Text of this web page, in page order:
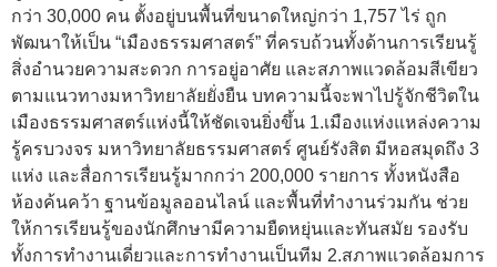
กว่า 30,000 คน ตั้งอยู่บนพื้นที่ขนาดใหญ่กว่า 1,757 ไร่ ถูก
พัฒนาให้เป็น “เมืองธรรมศาสตร์” ที่ครบถ้วนทั้งด้านการเรียนรู้
สิ่งอำนวยความสะดวก การอยู่อาศัย และสภาพแวดล้อมสีเขียว
ตามแนวทางมหาวิทยาลัยยั่งยืน บทความนี้จะพาไปรู้จักชีวิตใน
เมืองธรรมศาสตร์แห่งนี้ให้ชัดเจนยิ่งขึ้น 1.เมืองแห่งแหล่งความ
รู้ครบวงจร มหาวิทยาลัยธรรมศาสตร์ ศูนย์รังสิต มีหอสมุดถึง 3
แห่ง และสื่อการเรียนรู้มากกว่า 200,000 รายการ ทั้งหนังสือ
ห้องค้นคว้า ฐานข้อมูลออนไลน์ และพื้นที่ทำงานร่วมกัน ช่วย
ให้การเรียนรู้ของนักศึกษามีความยืดหยุ่นและทันสมัย รองรับ
ทั้งการทำงานเดี่ยวและการทำงานเป็นทีม 2.สภาพแวดล้อมการ